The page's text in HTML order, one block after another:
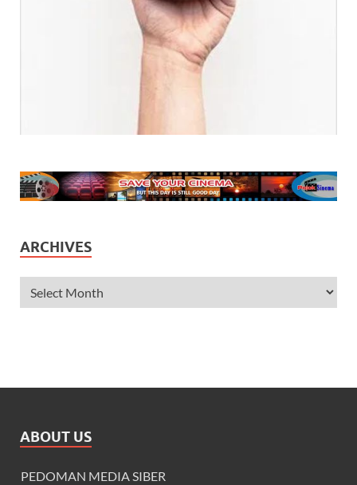
ARCHIVES
ABOUT US
PEDOMAN MEDIA SIBER